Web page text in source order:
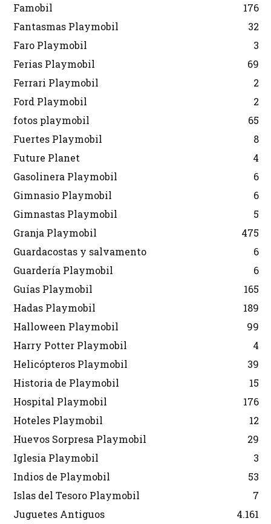
Famobil
176
Fantasmas Playmobil
32
Faro Playmobil
3
Ferias Playmobil
69
Ferrari Playmobil
2
Ford Playmobil
2
fotos playmobil
65
Fuertes Playmobil
8
Future Planet
4
Gasolinera Playmobil
6
Gimnasio Playmobil
6
Gimnastas Playmobil
5
Granja Playmobil
475
Guardacostas y salvamento
6
Guardería Playmobil
6
Guías Playmobil
165
Hadas Playmobil
189
Halloween Playmobil
99
Harry Potter Playmobil
4
Helicópteros Playmobil
39
Historia de Playmobil
15
Hospital Playmobil
176
Hoteles Playmobil
12
Huevos Sorpresa Playmobil
29
Iglesia Playmobil
3
Indios de Playmobil
53
Islas del Tesoro Playmobil
7
Juguetes Antiguos
4.161